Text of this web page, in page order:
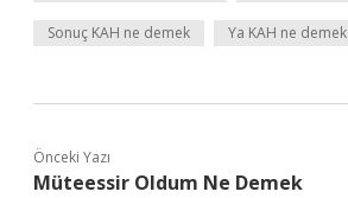
Sonuç KAH ne demek Ya KAH ne demek
Önceki Yazı
Müteessir Oldum Ne Demek